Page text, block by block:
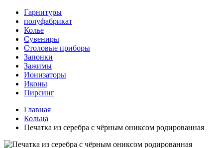
Гарнитуры
полуфабрикат
Колье
Сувениры
Столовые приборы
Запонки
Зажимы
Ионизаторы
Иконы
Пирсинг
Главная
Кольца
Печатка из серебра с чёрным ониксом родированная